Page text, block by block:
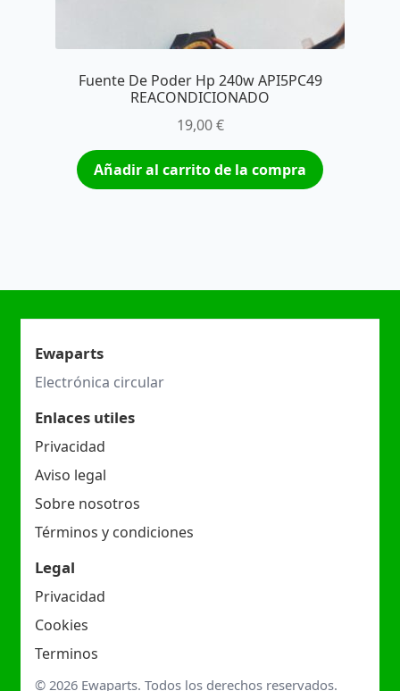
Fuente De Poder Hp 240w API5PC49
REACONDICIONADO
19,00€
Añadir al carrito de la compra
Ewaparts
Electrónica circular
Enlaces utiles
Privacidad
Aviso legal
Sobre nosotros
Términos y condiciones
Legal
Privacidad
Cookies
Terminos
© 2026 Ewaparts. Todos los derechos reservados.